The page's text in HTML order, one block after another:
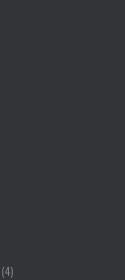
(4)